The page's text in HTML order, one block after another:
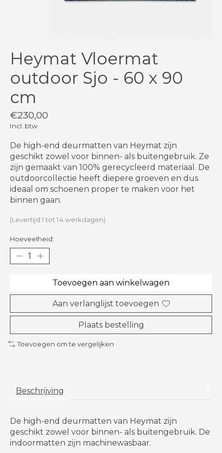
Heymat Vloermat
outdoor Sjo - 60 x 90
cm
€230,00
Incl. btw
De high-end deurmatten van Heymat zijn
geschikt zowel voor binnen- als buitengebruik. Ze
zijn gemaakt van 100% gerecycleerd materiaal. De
outdoorcollectie heeft diepere groeven en dus
ideaal om schoenen proper te maken voor het
binnen gaan.
(Levertijd:1 tot 14 werkdagen)
Hoeveelheid:
Toevoegen aan winkelwagen
Aan verlanglijst toevoegen
Plaats bestelling
Toevoegen om te vergelijken
Beschrijving
De high-end deurmatten van Heymat zijn
geschikt zowel voor binnen- als buitengebruik. De
indoormatten zijn machinewasbaar.